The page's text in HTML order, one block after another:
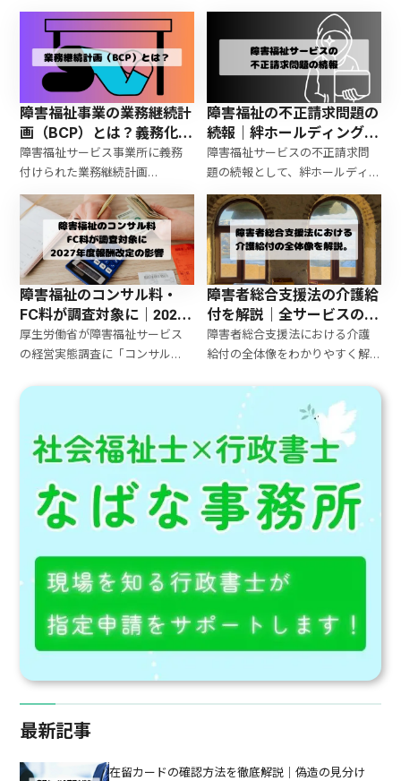
ついて解説。処遇改善加算の対
象者拡大、相談支援サービスへ
の加算新設、加算区分の再編、
賃上げの仕組み強化など主なポ
イントをわかりやすく整理して
います。
職場定着を支える専門資格とし
て検討されている制度です。本記
事では、ジョブコーチとの違
い、受験資格、制度の概要、国
家資格化の可能性についてわか
りやすく解説します。
障害福祉事業の業務継続計
画（BCP）とは？義務化・
減算リスク・防災計画との
違いを解説
障害福祉サービス事業所に義務
付けられた業務継続計画
（BCP）について、策定の目的や
内容、非常災害対策計画との違
い、未策定減算の要件や影響を
わかりやすく解説します。
障害福祉の不正請求問題の
続報｜絆ホールディングス
指定取消と制度への影響
障害福祉サービスの不正請求問
題の続報として、絆ホールディン
グスの指定取消を解説。制度構
造の問題や同様スキームの可能
性、利用者・従事者への影響を
行政書士の視点で考察します。
障害福祉のコンサル料・
FC料が調査対象に｜2027
年度報酬改定の影響と事業
所が今から取るべき対策
厚生労働省が障害福祉サービス
の経営実態調査に「コンサル
酬改定への影響や背景、事業所
現場経験と行政書士の視点で詳
しく解説します。
障害者総合支援法の介護給
付を解説｜全サービスの種
類・内容・対象者をわかり
やすく整理
障害者総合支援法における介護
給付の全体像をわかりやすく解
同行援護・生活介護・短期入所
など主要サービスの内容や対象
者、支援の特徴を整理し、実務
に役立つ基礎知識を紹介します。
最新記事
在留カードの確認方法を徹底解説｜偽造の見分け